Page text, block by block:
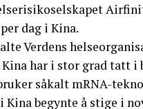
dag i Kina.
Verdens
har i stor grad tatt i
såkalt mRNA-
begynte å stige i